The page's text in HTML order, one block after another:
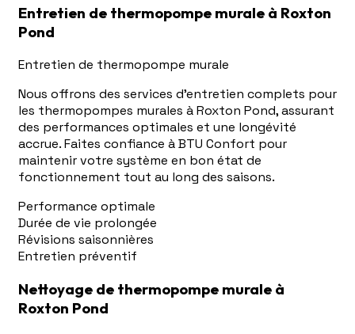
Entretien de thermopompe murale à Roxton
Pond
Entretien de thermopompe murale
Nous offrons des services d'entretien complets pour
les thermopompes murales à Roxton Pond, assurant
des performances optimales et une longévité
accrue. Faites confiance à BTU Confort pour
maintenir votre système en bon état de
fonctionnement tout au long des saisons.
Performance optimale
Durée de vie prolongée
Révisions saisonnières
Entretien préventif
Nettoyage de thermopompe murale à
Roxton Pond